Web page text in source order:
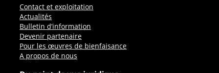
Contact et exploitation
Actualités
Bulletin d’information
Devenir partenaire
Pour les œuvres de bienfaisance
A propos de nous